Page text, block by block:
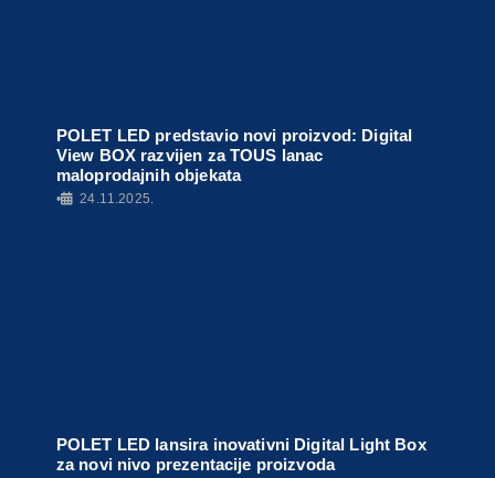
POLET LED predstavio novi proizvod: Digital
View BOX razvijen za TOUS lanac
maloprodajnih objekata
• 24.11.2025.
POLET LED lansira inovativni Digital Light Box
za novi nivo prezentacije proizvoda